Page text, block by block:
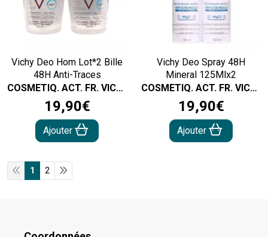
Vichy Deo Hom Lot*2 Bille
48H Anti-Traces
COSMETIQ. ACT. FR. VICHY
19,90€
Ajouter
Vichy Deo Spray 48H
Mineral 125Mlx2
COSMETIQ. ACT. FR. VICHY
19,90€
Ajouter
1 2